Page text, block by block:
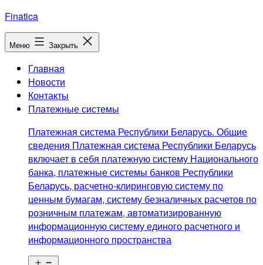
Перейти
к
содержимому
Finatica
Меню Закрыть
Главная
Новости
Контакты
Платежные системы
Платежная система Республики Беларусь. Общие
сведения Платежная система Республики Беларусь
включает в себя платежную систему Национального
банка, платежные системы банков Республики
Беларусь, расчетно-клиринговую систему по
ценным бумагам, систему безналичных расчетов по
розничным платежам, автоматизированную
информационную систему единого расчетного и
информационного пространства